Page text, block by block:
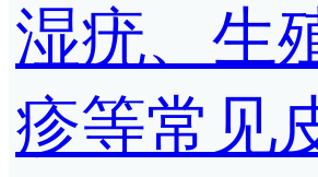
湿疣、生
疹等常见